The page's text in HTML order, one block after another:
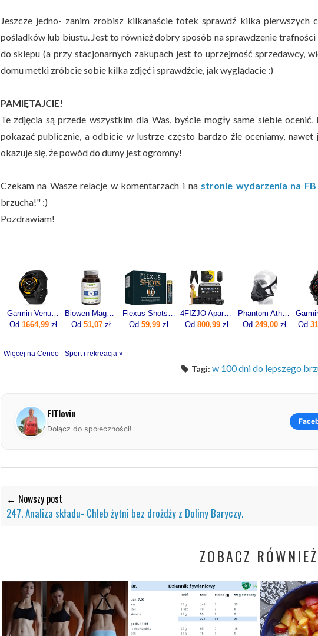
Jeszcze jedno- zanim zrobisz kilkanaście fotek sprawdź kilka pierwszych
pośladków lub biustu. Jest to również dobry sposób na sprawdzenie
do sklepu (a przy stacjonarnych zakupach jest to uprzejmość sprzedawcy,
domu metki zróbcie sobie kilka zdjęć i sprawdźcie, jak wyglądacie :)
PAMIĘTAJCIE!
Te zdjęcia są przede wszystkim dla Was, byście mogły same siebie
pokazać publicznie, a odbicie w lustrze często bardzo źle oceniamy,
okazuje się, że powód do dumy jest ogromny!
Czekam na Wasze relacje w komentarzach i na stronie wydarzenia na FB
brzucha!" :)
Pozdrawiam!
Garmin Venu 3 45mm Grafitowy (0100-2784-01)
Od 1664,99 zł
Biowen Magnez Chelatowany 840mg 100kaps.
Od 51,07 zł
Flexus Shots 20x10ml
Od 59,99 zł
4FIZJO Aparat Do Drenażu Limfatycznego Med C6 (6-Komorowy 6 Trybów)
Od 800,99zł
Phantom Athletics Maska Treningowa Wydolnościowa Fitness L
Od 249,00zł
Od
Więcej na Ceneo - Sport i rekreacja »
Tagi: w 100 dni do lepszego
FITlovin
Dołącz do społeczności!
← Nowszy post
247. Analiza składu- Chleb żytni bez drożdży z Doliny Baryczy.
ZOBACZ RÓWNIEŻ